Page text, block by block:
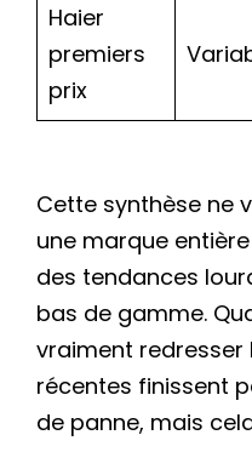
Haier
premiers
prix
Cette synthèse ne
une marque
des tendances
bas de gamme.
vraiment redresser
récentes finissent
de panne, mais